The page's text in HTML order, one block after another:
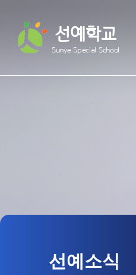
선예학교
Sunye Special School
선예소식